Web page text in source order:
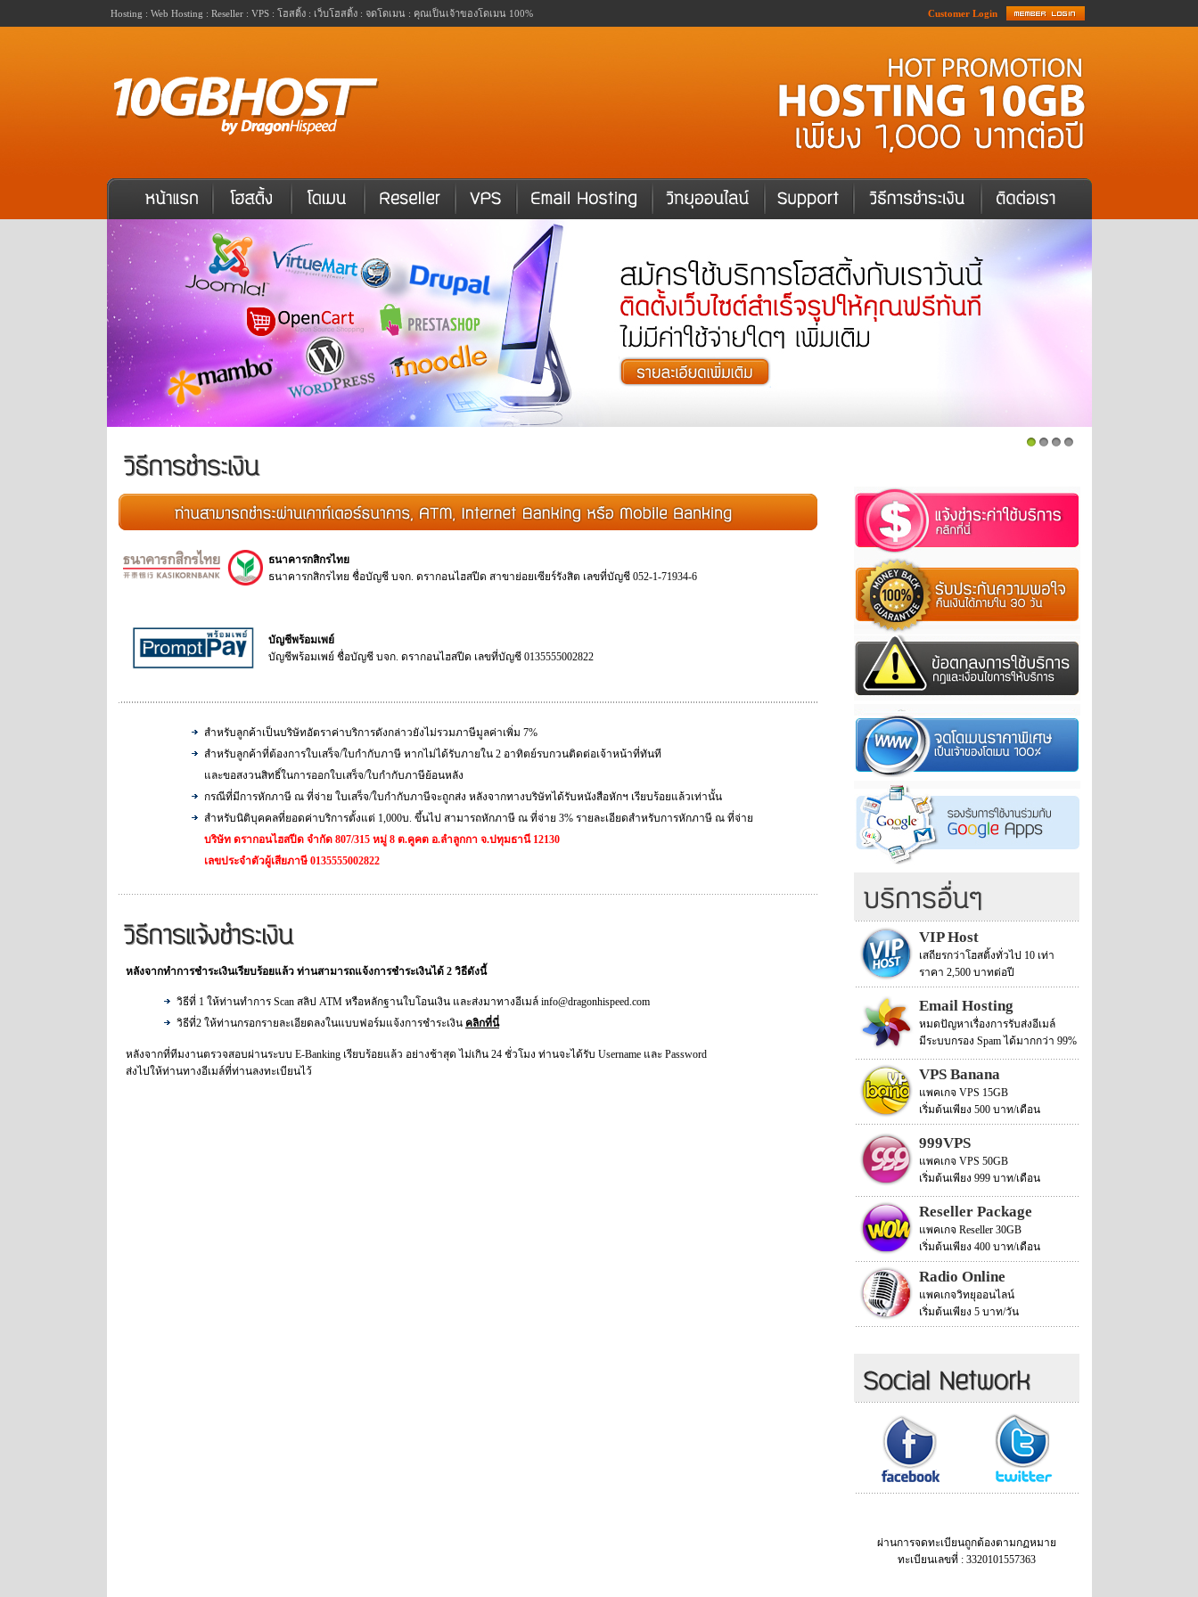
Hosting : Web Hosting : Reseller : VPS : โฮสติ้ง : เว็บโฮสติ้ง : จดโดเมน : คุณเป็นเจ้าของโดเมน 100% Customer Login
ธนาคารกสิกรไทย
ธนาคารกสิกรไทย ชื่อบัญชี บจก. ดรากอนไฮสปีด สาขาย่อยเซียร์รังสิต เลขที่บัญชี 052-1-71934-6
บัญชีพร้อมเพย์
บัญชีพร้อมเพย์ ชื่อบัญชี บจก. ดรากอนไฮสปีด เลขที่บัญชี 0135555002822
สำหรับลูกค้าเป็นบริษัทอัตราค่าบริการดังกล่าวยังไม่รวมภาษีมูลค่าเพิ่ม 7%
สำหรับลูกค้าที่ต้องการใบเสร็จ/ใบกำกับภาษี หากไม่ได้รับภายใน 2 อาทิตย์รบกวนติดต่อเจ้าหน้าที่ทันที
และขอสงวนสิทธิ์ในการออกใบเสร็จ/ใบกำกับภาษีย้อนหลัง
กรณีที่มีการหักภาษี ณ ที่จ่าย ใบเสร็จ/ใบกำกับภาษีจะถูกส่ง หลังจากทางบริษัทได้รับหนังสือหักฯ เรียบร้อยแล้วเท่านั้น
สำหรับนิติบุคคลที่ยอดค่าบริการตั้งแต่ 1,000บ. ขึ้นไป สามารถหักภาษี ณ ที่จ่าย 3% รายละเอียดสำหรับการหักภาษี ณ ที่จ่าย
บริษัท ดรากอนไฮสปีด จำกัด 807/315 หมู่ 8 ต.คูคต อ.ลำลูกกา จ.ปทุมธานี 12130
เลขประจำตัวผู้เสียภาษี 0135555002822
หลังจากทำการชำระเงินเรียบร้อยแล้ว ท่านสามารถแจ้งการชำระเงินได้ 2 วิธีดังนี้
วิธีที่ 1 ให้ท่านทำการ Scan สลิป ATM หรือหลักฐานใบโอนเงิน และส่งมาทางอีเมล์ info@dragonhispeed.com
วิธีที่2 ให้ท่านกรอกรายละเอียดลงในแบบฟอร์มแจ้งการชำระเงิน คลิกที่นี่
หลังจากที่ทีมงานตรวจสอบผ่านระบบ E-Banking เรียบร้อยแล้ว อย่างช้าสุด ไม่เกิน 24 ชั่วโมง ท่านจะได้รับ Username และ Password
ส่งไปให้ท่านทางอีเมล์ที่ท่านลงทะเบียนไว้
VIP Host
เสถียรกว่าโฮสติ้งทั่วไป 10 เท่า
ราคา 2,500 บาทต่อปี
Email Hosting
หมดปัญหาเรื่องการรับส่งอีเมล์
มีระบบกรอง Spam ได้มากกว่า 99%
VPS Banana
แพคเกจ VPS 15GB
เริ่มต้นเพียง 500 บาท/เดือน
999VPS
แพคเกจ VPS 50GB
เริ่มต้นเพียง 999 บาท/เดือน
Reseller Package
แพคเกจ Reseller 30GB
เริ่มต้นเพียง 400 บาท/เดือน
Radio Online
แพคเกจวิทยุออนไลน์
เริ่มต้นเพียง 5 บาท/วัน
ผ่านการจดทะเบียนถูกต้องตามกฏหมาย
ทะเบียนเลขที่ : 3320101557363